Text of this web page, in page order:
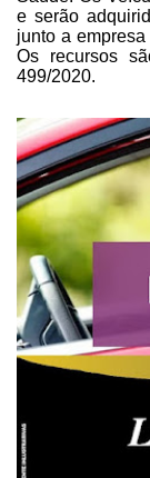
e serão
junto a
Os recursos
499/2020.